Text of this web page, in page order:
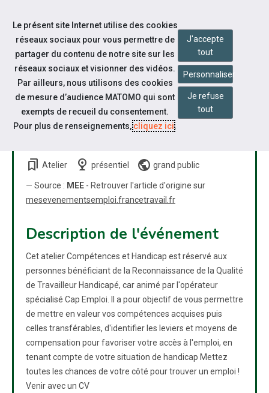
Aller au contenu
ATELIER TRAVAILLEURS
HANDICAPÉS : COMPÉTENCES
bookmarks Atelier nest_cam_indoor présentiel public grand public
— Source : MEE - Retrouver l'article d'origine sur
mesevenementsemploi.francetravail.fr
Description de l'événement
Cet atelier Compétences et Handicap est réservé aux
personnes bénéficiant de la Reconnaissance de la Qualité
de Travailleur Handicapé, car animé par l'opérateur
spécialisé Cap Emploi. Il a pour objectif de vous permettre
de mettre en valeur vos compétences acquises puis
celles transférables, d'identifier les leviers et moyens de
compensation pour favoriser votre accès à l'emploi, en
tenant compte de votre situation de handicap Mettez
toutes les chances de votre côté pour trouver un emploi !
Venir avec un CV
Le présent site Internet utilise des cookies
réseaux sociaux pour vous permettre de
partager du contenu de notre site sur les
réseaux sociaux et visionner des vidéos.
Par ailleurs, nous utilisons des cookies
de mesure d’audience MATOMO qui sont
exempts de recueil du consentement.
Pour plus de renseignements,cliquez ici.
J'accepte
tout
Personnaliser
Je refuse
tout